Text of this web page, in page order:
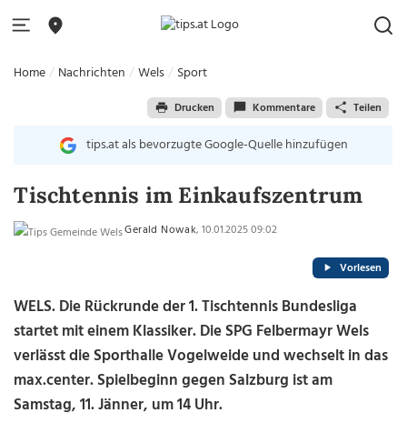
Home Nachrichten Wels Sport
Drucken Kommentare Teilen
tips.at als bevorzugte Google-Quelle hinzufügen
Tischtennis im Einkaufszentrum
Gerald Nowak, 10.01.2025 09:02
Vorlesen
WELS. Die Rückrunde der 1. Tischtennis Bundesliga
startet mit einem Klassiker. Die SPG Felbermayr Wels
verlässt die Sporthalle Vogelweide und wechselt in das
max.center. Spielbeginn gegen Salzburg ist am
Samstag, 11. Jänner, um 14 Uhr.